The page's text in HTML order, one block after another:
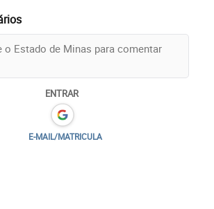
ENTRAR
E-MAIL/MATRICULA